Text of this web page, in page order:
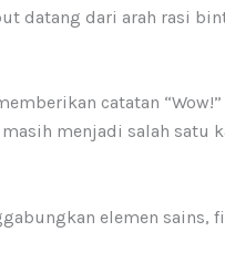
datang dari arah rasi
catatan
menjadi salah satu
elemen sains,